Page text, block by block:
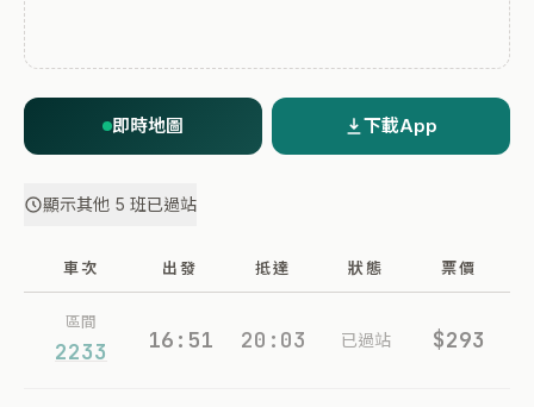
即時地圖 下載App
顯示其他 5 班已過站
車次 出發 抵達 狀態 票價
區間
2233 16:51 20:03 已過站 $293